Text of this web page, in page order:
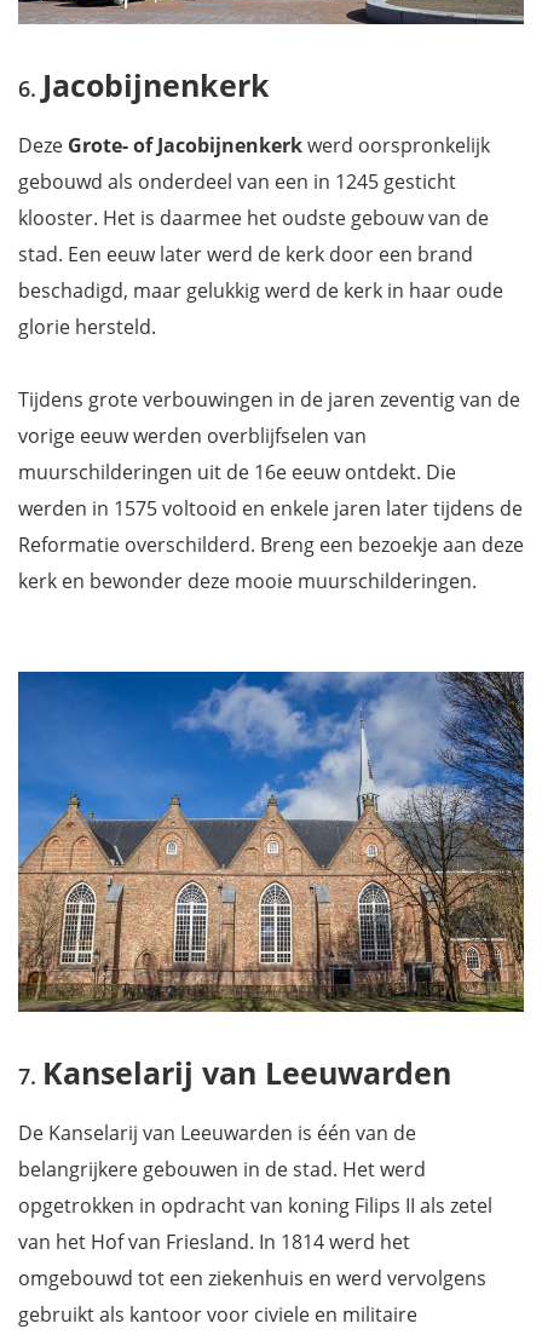
Jacobijnenkerk
Deze Grote- of Jacobijnenkerkwerd oorspronkelijk
gebouwd als onderdeel van een in 1245 gesticht
klooster. Het is daarmee het oudste gebouw van de
stad. Een eeuw later werd de kerk door een brand
beschadigd, maar gelukkig werd de kerk in haar oude
glorie hersteld.
Tijdens grote verbouwingen in de jaren zeventig van de
vorige eeuw werden overblijfselen van
muurschilderingen uit de 16e eeuw ontdekt. Die
werden in 1575 voltooid en enkele jaren later tijdens de
Reformatie overschilderd. Breng een bezoekje aan deze
kerk en bewonder deze mooie muurschilderingen.
Kanselarij van Leeuwarden
De Kanselarij van Leeuwarden is één van de
belangrijkere gebouwen in de stad. Het werd
opgetrokken in opdracht van koning Filips II als zetel
van het Hof van Friesland. In 1814 werd het
omgebouwd tot een ziekenhuis en werd vervolgens
gebruikt als kantoor voor civiele en militaire